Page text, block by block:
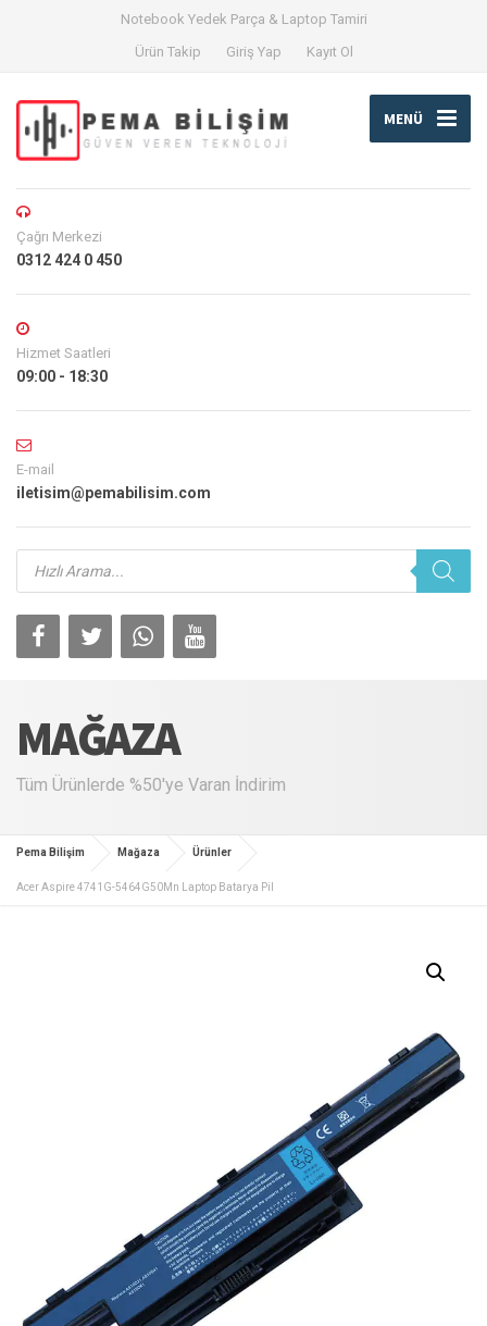
Notebook Yedek Parça & Laptop Tamiri
Ürün Takip
Giriş Yap Kayıt Ol
MENÜ
Çağrı Merkezi
0312 424 0 450
Hizmet Saatleri
09:00 - 18:30
E-mail
iletisim@pemabilisim.com
Products
search
MAĞAZA
Tüm Ürünlerde %50'ye Varan İndirim
Pema Bilişim Mağaza Ürünler
Acer Aspire 4741G-5464G50Mn Laptop Batarya Pil